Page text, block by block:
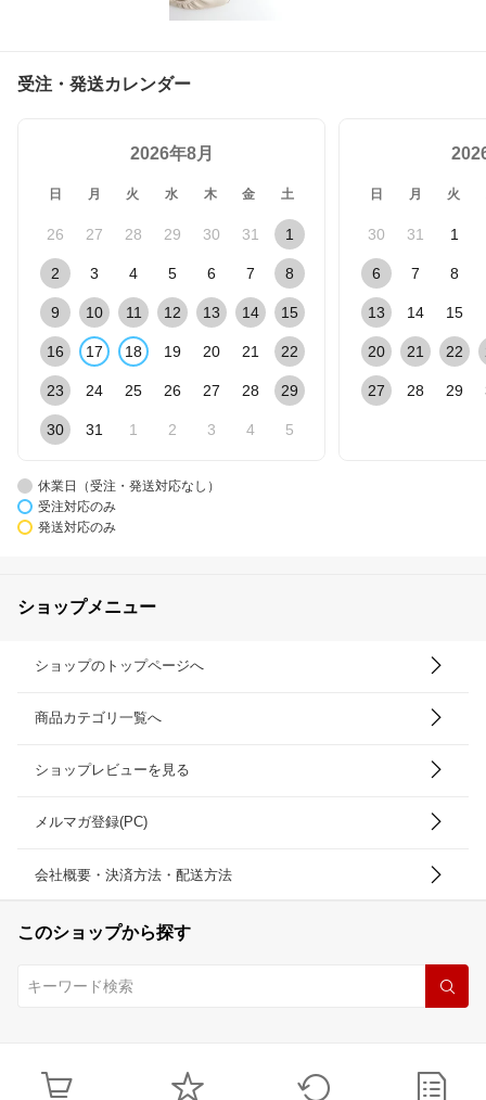
受注・発送カレンダー
2026年8月
日 月 火 水 木 金 土
26 27 28 29 30 31 1
2 3 4 5 6 7 8
9 10 11 12 13 14 15
16 17 18 19 20 21 22
23 24 25 26 27 28 29
30 31 1 2 3 4 5
日 月 火
30 31 1
6 7 8
13 14 15
20 21 22
27 28 29
休業日（受注・発送対応なし）
受注対応のみ
発送対応のみ
ショップメニュー
ショップのトップページへ
商品カテゴリ一覧へ
ショップレビューを見る
メルマガ登録(PC)
会社概要・決済方法・配送方法
このショップから探す